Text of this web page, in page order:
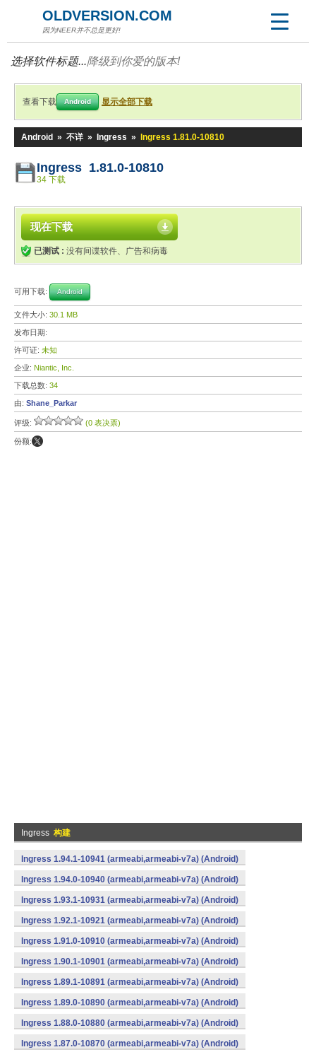
OLDVERSION.COM
因为NEER并不总是更好!
选择软件标题...降级到你爱的版本!
查看下载 Android 显示全部下载
Android » 不详 » Ingress » Ingress 1.81.0-10810
Ingress 1.81.0-10810
34 下载
现在下载
已测试 : 没有间谍软件、广告和病毒
可用下载: Android
文件大小: 30.1 MB
发布日期:
许可证: 未知
企业: Niantic, Inc.
下载总数: 34
由: Shane_Parkar
评级: (0 表决票)
份额:
Ingress 构建
Ingress 1.94.1-10941 (armeabi,armeabi-v7a) (Android)
Ingress 1.94.0-10940 (armeabi,armeabi-v7a) (Android)
Ingress 1.93.1-10931 (armeabi,armeabi-v7a) (Android)
Ingress 1.92.1-10921 (armeabi,armeabi-v7a) (Android)
Ingress 1.91.0-10910 (armeabi,armeabi-v7a) (Android)
Ingress 1.90.1-10901 (armeabi,armeabi-v7a) (Android)
Ingress 1.89.1-10891 (armeabi,armeabi-v7a) (Android)
Ingress 1.89.0-10890 (armeabi,armeabi-v7a) (Android)
Ingress 1.88.0-10880 (armeabi,armeabi-v7a) (Android)
Ingress 1.87.0-10870 (armeabi,armeabi-v7a) (Android)